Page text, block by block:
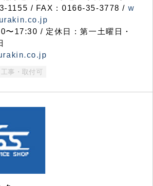
1155 / FAX：0166-35-3778 / w
〜17:30 / 定休日：第一土曜日・
工事・取付可